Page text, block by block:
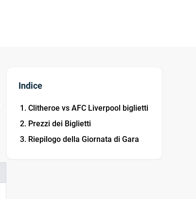
Indice
Clitheroe vs AFC Liverpool biglietti
Prezzi dei Biglietti
Riepilogo della Giornata di Gara